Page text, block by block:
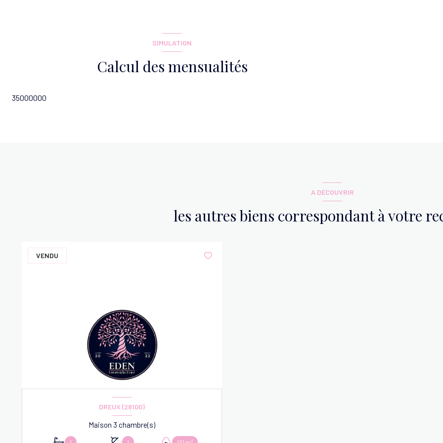
SIMULATION
Calcul des mensualités
35000000
A DÉCOUVRIR
les autres biens correspondant à votre
VENDU
DREUX (28100)
Maison 3 chambre(s)